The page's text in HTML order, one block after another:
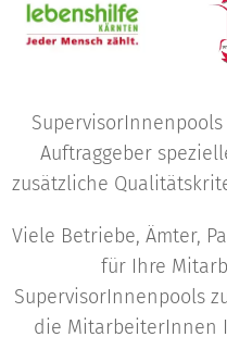
Auftraggeber
zusätzliche
Viele Betriebe, Ämter,
für Ihre
SupervisorInnenpools
die MitarbeiterInnen